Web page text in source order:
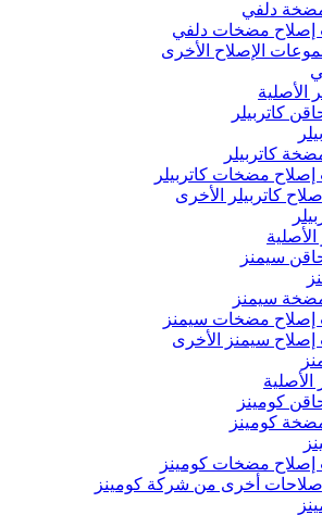
دلفي
مضخات دلفي
الإصلاح الأخرى
الأصلية
كاتربيلر
كاتربيلر
مضخات كاتربيلر
كاتربيلر الأخرى
سيمنز
سيمنز
مضخات سيمنز
سيمنز الأخرى
كومينز
كومينز
مضخات كومينز
أخرى من شركة كومينز